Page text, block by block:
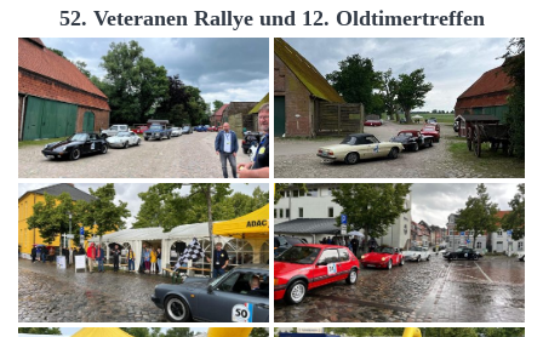
52. Veteranen Rallye und 12. Oldtimertreffen